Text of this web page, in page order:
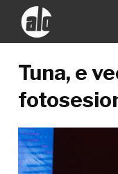
Tuna, e